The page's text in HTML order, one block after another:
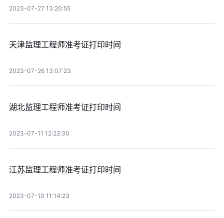
2023-07-27 13:20:55
天津监理工程师准考证打印时间
2023-07-26 13:07:23
湖北监理工程师准考证打印时间
2023-07-11 12:22:30
江苏监理工程师准考证打印时间
2023-07-10 11:14:23